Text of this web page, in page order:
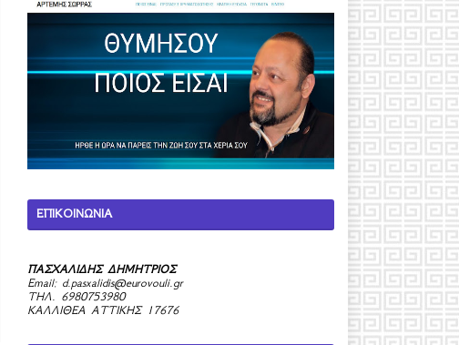
ΕΠΙΚΟΙΝΩΝΙΑ
ΠΑΣΧΑΛΙΔΗΣ ΔΗΜΗΤΡΙΟΣ
Email: d.pasxalidis@eurovouli.gr
ΤΗΛ. 6980753980
ΚΑΛΛΙΘΕΑ ΑΤΤΙΚΗΣ 17676